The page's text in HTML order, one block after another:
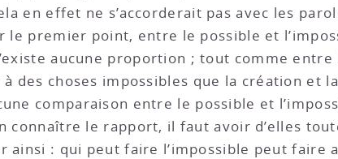
en effet ne s’accorderait pas avec les
le premier point, entre le possible et
aucune proportion ; tout comme
à des choses impossibles que la création et
comparaison entre le possible et
connaître le rapport, il faut avoir d’elles
ainsi : qui peut faire l’impossible peut faire